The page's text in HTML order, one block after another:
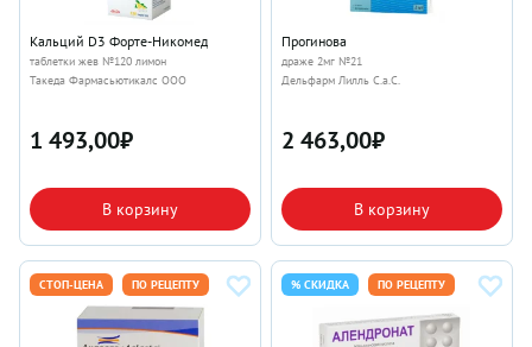
Кальций D3 Форте-Никомед
таблетки жев №120 лимон
Такеда Фармасьютикалс ООО
1 493,00₽
В корзину
Прогинова
драже 2мг №21
Дельфарм Лилль С.а.С.
2 463,00₽
В корзину
СТОП-ЦЕНА ПО РЕЦЕПТУ % СКИДКА ПО РЕЦЕПТУ